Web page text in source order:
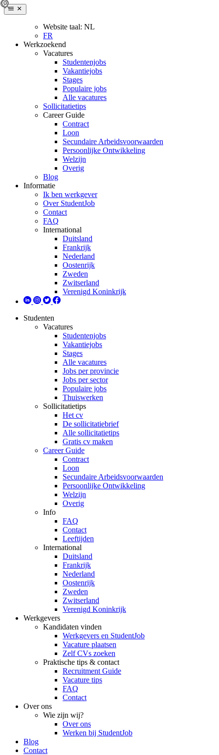
Website taal: NL
FR
Werkzoekend
Vacatures
Studentenjobs
Vakantiejobs
Stages
Populaire jobs
Alle vacatures
Sollicitatietips
Career Guide
Contract
Loon
Secundaire Arbeidsvoorwaarden
Persoonlijke Ontwikkeling
Welzijn
Overig
Blog
Informatie
Ik ben werkgever
Over StudentJob
Contact
FAQ
International
Duitsland
Frankrijk
Nederland
Oostenrijk
Zweden
Zwitserland
Verenigd Koninkrijk
Studenten
Vacatures
Studentenjobs
Vakantiejobs
Stages
Alle vacatures
Jobs per provincie
Jobs per sector
Populaire jobs
Thuiswerken
Sollicitatietips
Het cv
De sollicitatiebrief
Alle sollicitatietips
Gratis cv maken
Career Guide
Contract
Loon
Secundaire Arbeidsvoorwaarden
Persoonlijke Ontwikkeling
Welzijn
Overig
Info
FAQ
Contact
Leeftijden
International
Duitsland
Frankrijk
Nederland
Oostenrijk
Zweden
Zwitserland
Verenigd Koninkrijk
Werkgevers
Kandidaten vinden
Werkgevers en StudentJob
Vacature plaatsen
Zelf CVs zoeken
Praktische tips & contact
Recruitment Guide
Vacature tips
FAQ
Contact
Over ons
Wie zijn wij?
Over ons
Werken bij StudentJob
Blog
Contact